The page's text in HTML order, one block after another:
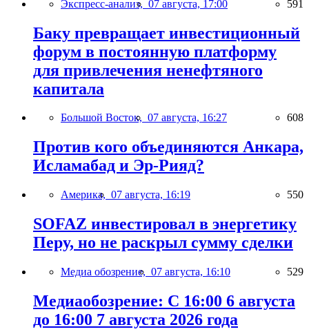
Экспресс-анализ, 07 августа, 17:00 591
Баку превращает инвестиционный
форум в постоянную платформу
для привлечения ненефтяного
капитала
Большой Восток, 07 августа, 16:27 608
Против кого объединяются Анкара,
Исламабад и Эр-Рияд?
Америка, 07 августа, 16:19 550
SOFAZ инвестировал в энергетику
Перу, но не раскрыл сумму сделки
Медиа обозрение, 07 августа, 16:10 529
Медиаобозрение: С 16:00 6 августа
до 16:00 7 августа 2026 года